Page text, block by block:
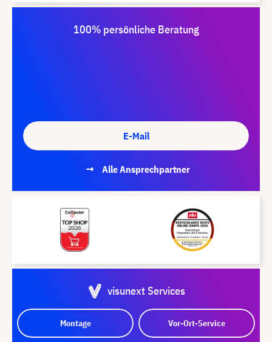
100% persönliche Beratung
E-Mail
Alle Ansprechpartner
visunext Services
Montage Vor-Ort-Service